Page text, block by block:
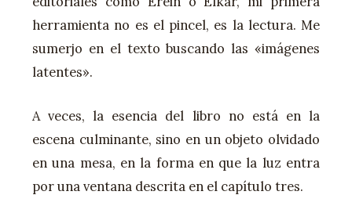
herramienta no es el pincel, es la lectura. Me
sumerjo en el texto buscando las «imágenes
latentes».
A veces, la esencia del libro no está en la
escena culminante, sino en un objeto olvidado
en una mesa, en la forma en que la luz entra
por una ventana descrita en el capítulo tres.